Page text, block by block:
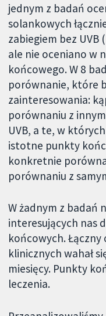
jednym z badań
solankowych
zabiegiem bez UVB
ale nie oceniano w
końcowego. W 8
porównanie, które
zainteresowania:
porównaniu z
UVB, a te, w
istotne punkty
konkretnie
porównaniu z
W żadnym z badań
interesujących nas
końcowych.
klinicznych wahał
miesięcy. Punkty
leczenia.